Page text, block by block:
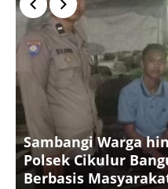
Sambangi Warga
Polsek Cikulur
Berbasis